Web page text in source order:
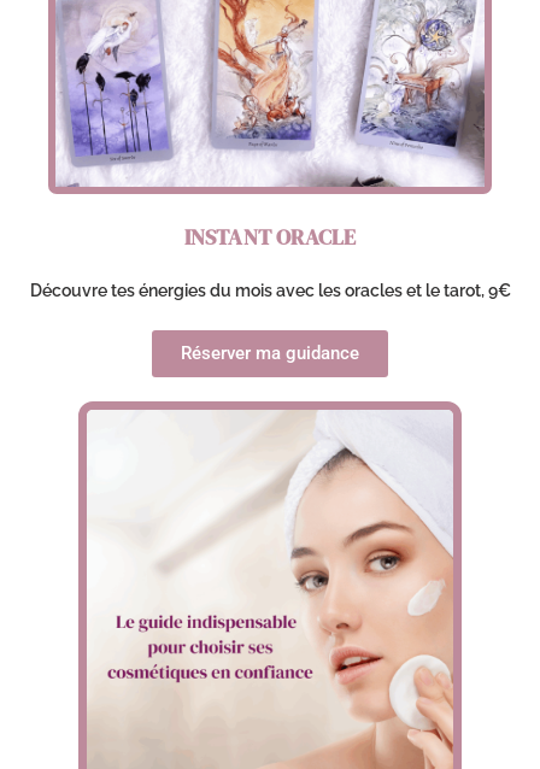
INSTANT ORACLE
Découvre tes énergies du mois avec les oracles et le tarot, 9€
Réserver ma guidance